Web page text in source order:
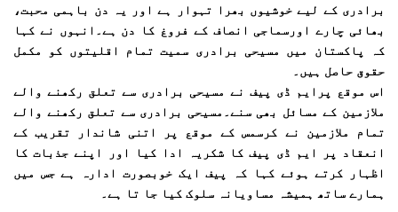
برادری کے لیے خوشیوں بھرا تہوار ہے اور یہ دن باہمی محبت،
بھائی چارے اورسماجی انصاف کے فروغ کا دن ہے۔انہوں نے کہا
کہ پاکستان میں مسیحی برادری سمیت تمام اقلیتوں کو مکمل
حقوق حاصل ہیں۔
اس موقع پرایم ڈی پیف نے مسیحی برادری سے تعلق رکھنے والے
ملازمین کے مسائل بھی سنے۔مسیحی برادری سے تعلق رکھنے والے
تمام ملازمین نے کرسمس کے موقع پر اتنی شاندار تقریب کے
انعقاد پر ایم ڈی پیف کا شکریہ ادا کیا اور اپنے جذبات کا
اظہار کرتے ہوئے کہا کہ پیف ایک خوبصورت ادارہ ہے جس میں
ہمارے ساتھ ہمیشہ مساویانہ سلوک کیا جا تا ہے۔